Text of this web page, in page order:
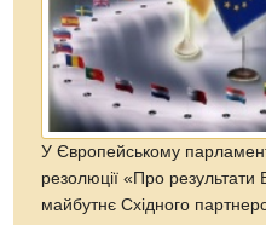
У Європейському
резолюції «Про результати
майбутнє Східного